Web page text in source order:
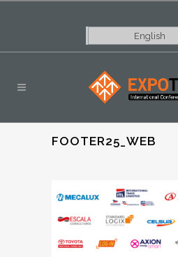
English
FOOTER25_WEB